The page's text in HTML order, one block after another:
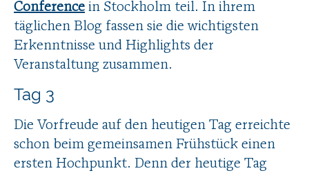
Conference in Stockholm teil. In ihrem
täglichen Blog fassen sie die wichtigsten
Erkenntnisse und Highlights der
Veranstaltung zusammen.
Tag 3
Die Vorfreude auf den heutigen Tag erreichte
schon beim gemeinsamen Frühstück einen
ersten Hochpunkt. Denn der heutige Tag